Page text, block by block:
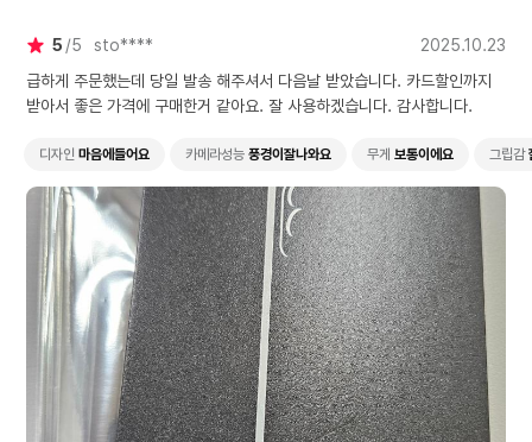
5 5 sto****
2025.10.23
급하게 주문했는데 당일 발송 해주셔서 다음날 받았습니다. 카드할인까지
받아서 좋은 가격에 구매한거 같아요. 잘 사용하겠습니다. 감사합니다.
디자인 마음에들어요 카메라성능 풍경이잘나와요 무게 보통이에요 그립감